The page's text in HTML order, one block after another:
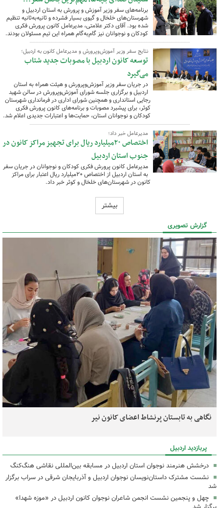
برنامه‌های سفر وزیر آموزش و پرورش به استان اردبیل و
شهرستان‌های خلخال و گیوی بسیار فشرده و ثانیه‌به‌ثانیه تنظیم
شده بود. آقای دکتر علامتی، مدیرعامل کانون پرورش فکری
کودکان و نوجوانان نیز گام‌به‌گام همراه این تیم مسئولان بودند.
نتایج سفر وزیر آموزش‌وپرورش و مدیرعامل کانون به اردبیل؛
توسعه کانون اردبیل با مصوبات جدید شتاب
می‌گیرد
در جریان سفر وزیر آموزش‌وپرورش و هیئت همراه به استان
اردبیل و برگزاری جلسه شورای آموزش‌وپرورش در سالن شهید
رجایی استانداری و همچنین شورای اداری در فرمانداری شهرستان
کوثر، برای پیشبرد مصوبات و برنامه‌های کانون پرورش فکری
کودکان و نوجوانان استان، حمایت‌ها و اعتبارات جدیدی اعلام شد.
مدیرعامل خبر داد؛
اختصاص ۲۰میلیارد ریال برای تجهیز مراکز کانون در
جنوب استان اردبیل
مدیرعامل کانون پرورش فکری کودکان و نوجوانان در جریان سفر
به استان اردبیل از اختصاص ۲۰میلیارد ریال اعتبار برای مراکز
کانون در شهرستان‌های خلخال و کوثر خبر داد.
بیشتر
گزارش تصویری
نگاهی به تابستان پرنشاط اعضای کانون نیر
پربازدید اردبیل
درخشش هنرمند نوجوان استان اردبیل در مسابقه بین‌المللی نقاشی هنگ‌کنگ
نشست مشترک داستان‌نویسان نوجوان اردبیل و آذربایجان شرقی در سراب برگزار
شد
چهل و پنجمین نشست انجمن شاعران نوجوان کانون اردبیل در «موزه شهدا»